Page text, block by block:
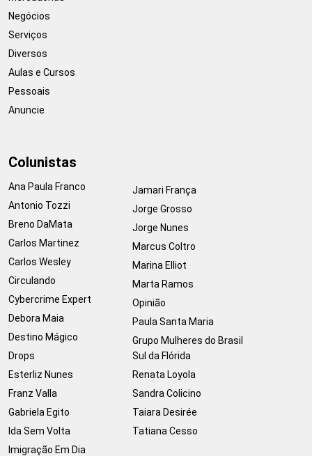
Negócios
Serviços
Diversos
Aulas e Cursos
Pessoais
Anuncie
Colunistas
Ana Paula Franco
Antonio Tozzi
Breno DaMata
Carlos Martinez
Carlos Wesley
Circulando
Cybercrime Expert
Debora Maia
Destino Mágico
Drops
Esterliz Nunes
Franz Valla
Gabriela Egito
Ida Sem Volta
Imigração Em Dia
Jamari França
Jorge Grosso
Jorge Nunes
Marcus Coltro
Marina Elliot
Marta Ramos
Opinião
Paula Santa Maria
Grupo Mulheres do Brasil
Sul da Flórida
Renata Loyola
Sandra Colicino
Taiara Desirée
Tatiana Cesso